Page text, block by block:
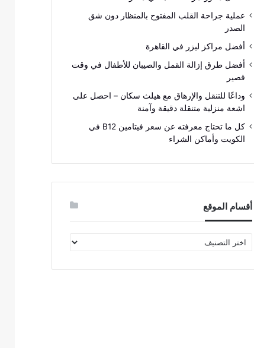
عملية جراحة القلب المفتوح بالمنظار دون شق
الصدر
أفضل مراكز ليزر في القاهرة
أفضل طرق إزالة القمل والصيبان للأطفال في وقت
قصير
وداعًا للتنقل والإرهاق مع هيلث سكان – احصل على
اشعة منزلية متنقلة دقيقة وآمنة
كل ما تحتاج معرفته عن سعر فيتامين B12 في
الكويت وأماكن الشراء
أقسام الموقع
أقسام
الموقع